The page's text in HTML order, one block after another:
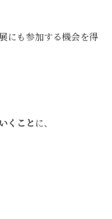
にも参加する機会を得
くこと に、